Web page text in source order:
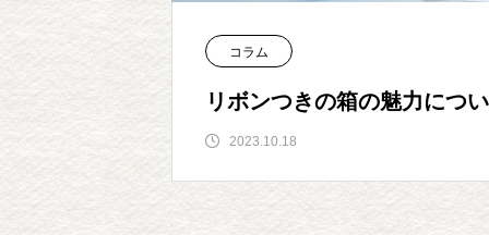
コラム
リボンつきの箱の魅力につ
2023.10.18